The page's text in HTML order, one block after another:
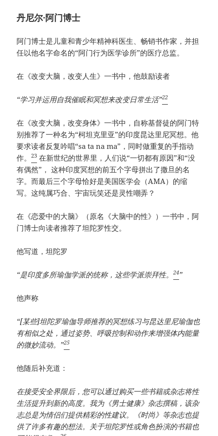
丹尼尔·阿门博士
阿门博士是儿童和青少年精神科医生、畅销书作家，并担
任以他名字命名的“阿门行为医学诊所”的医疗总监。
在《改变大脑，改变人生》一书中，他鼓励读者
“学习并运用自我催眠和冥想来改变日常生活”22
在《改变大脑，改变身体》一书中，自称基督徒的阿门特
别推荐了一种名为“柯坦克里亚”的印度昆达里尼冥想。他
要求读者反复吟唱“sa ta na ma”，同时做重复的手指动
作。23 在新世纪的世界里，人们说“一切都有原因”和“没
有偶然”， 这种印度冥想的前五个字母拼出了撒旦的名
字。而最后三个字母恰好是美国医学会（AMA）的缩
写。这纯属巧合、宇宙玩笑还是灵性嘲弄？
在《恋爱中的大脑》（原名《大脑中的性》）一书中，阿
门博士向读者推荐了坦陀罗性交。
他写道，坦陀罗
“是印度多所瑜伽学派的统称，这些学派崇拜性。24”
他声称
“[某些]坦陀罗瑜伽导师推荐的冥想练习与昆达里尼瑜伽也
有相似之处，通过姿势、呼吸控制和动作来增强体内能量
的微妙流动。”25
他随后补充道：
在接受安全界限后，您可以通过购买一些书籍或杂志将性
生活提升到新的高度。我为《男士健康》杂志撰稿，该杂
志总是为情侣们提供精彩的性建议。《时尚》等杂志也提
供了许多有趣的想法。关于坦陀罗性或角色扮演的书籍也